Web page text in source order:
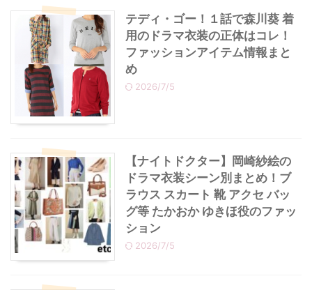
テディ・ゴー！１話で森川葵 着
用のドラマ衣装の正体はコレ！
ファッションアイテム情報まと
め
2026/7/5
【ナイトドクター】岡崎紗絵の
ドラマ衣装シーン別まとめ！ブ
ラウス スカート 靴 アクセ バッ
グ等 たかおか ゆきほ役のファッ
ション
2026/7/5